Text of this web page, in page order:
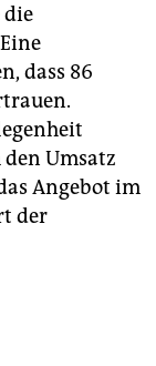
die
dass 86
den Umsatz
Angebot im
der